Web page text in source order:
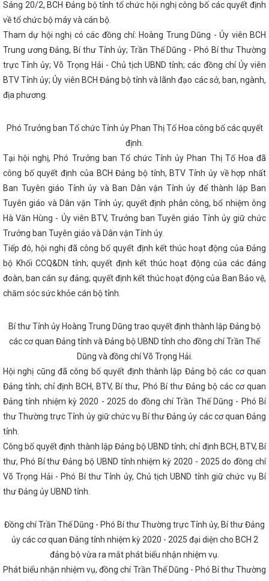
KHAI CHƯƠNG TRÌNH HÀNH ĐỘNG QUỐC GIA VỀ SẢN XUẤT VÀ
ĐOẠN 2026 - 2030
Hà Tĩnh kêu gọi người dân “Tiết kiệm điện
âm thanh, ánh sáng - Đêm hội Countdown lớn nhất Hà Tĩnh
tiếp tục xu hướng phục hồi
Trình Quốc hội điều chỉnh cơ cấu
Toàn văn phát biểu khai mạc Hội nghị Trung ương 13 của Tổng
Phạm Minh Chính kết thúc tốt đẹp chuyến thăm cấp Nhà nước đến
mô hình chính quyền địa phương và họp phiên bế mạc
xuất thép VinMetal tại Hà Tĩnh, đầu tư 10.000 tỷ đồng
Ông
chức Phó Chủ tịch UBND tỉnh Hà Tĩnh
tỉnh tháng 9/2025
Khánh thành Nhà máy Bia Hà Nội - Nghệ
Hà Tĩnh tham gia trưng bày, giới thiệu, quảng bá sản phẩm tại
Du lịch và Đầu tư Hành lang kinh tế Đông Tây (EWEC) - Đà Nẵng
Nguyễn Hồng Diên và đồng chí Trần Cương, Bí thư Khu ủy Khu tự trị
Trung Quốc
Chủ tịch Quốc hội Vương Đình Huệ kiểm tra sản
Ban Chấp hành Đảng bộ tỉnh Hà Tĩnh công bố các quyết định về tổ
KHAI MẠC LỚP HUẤN LUYỆN KỸ THUẬT AN TOÀN VẬT LIỆU NỔ CÔNG
thông báo điều chỉnh thời gian đại hội Đảng nhiệm kỳ 2025-2030
dụng văn bản, giấy tờ đã được ban hành trước khi sắp xếp
Đảng
là quốc gia có nền kinh tế thị trường
đường
Sớm có chính sách ưu đãi cho nhà đầu tư trạm
công tác tham mưu, phục vụ của văn phòng cấp ủy trong kỷ
hội thu hút đầu tư, thương mại cho Doanh nghiệp Hà Tĩnh tại Hội
Expo 2023
Bộ Công Thương họp chuẩn bị tiếp nhận Công ty
và thị trường điện Quốc gia
tỉnh ban hành Công điện về việc chủ động triển khai các biện pháp
ty Điện lực Hà Tĩnh tăng hiệu suất kinh doanh nhờ ứng dụng mạnh
đạt hơn 100.000 lượt cài đặt
Hà Tĩnh phấn đấu thành lập mới
‘Cú hích’ lớn cho thương hiệu Hà Tĩnh tại Hội chợ Mùa Thu
lộ trình cung ứng xăng E10 trên toàn quốc từ 01/6/2026
quê hương Hà Tĩnh”
Tổ chức thành công Đại hội Chi đoàn Sở
2027
Khai mạc Hội chợ triển lãm hàng công nghiệp nông
Khai mạc Phiên đàm phán lần thứ 8 nâng cấp Hiệp
Trung Quốc (ACFTA)
Lễ chuyển giao Trung tâm Điều độ
Công Thương
2024 mang đến nhiều niềm vui, tình cảm ấm áp cho đoàn viên,
Đảng bộ Ban Tuyên giáo và Dân vận Tỉnh ủy Hà Tĩnh
Gần 100
Hà Tĩnh tham gia Hội chợ mùa Thu năm 2025
THÔNG CÁO BÁO
KHỐI CÔNG THƯƠNG ĐỊA PHƯƠNG VỀ CÁC GIẢI PHÁP THÚC ĐẨY
DOANH VÀ XUẤT, NHẬP KHẨU NĂM 2023
2025
Đặc sản Hà Tĩnh chinh phục người tiêu dùng Thủ đô tại
cực, chủ động triển khai các giải pháp thúc đẩy kinh tế tuần hoàn,
thương mại bền vững đáp ứng các chính sách xanh của Liên
Công Thương Hà Tĩnh: Hội chợ Mùa Thu mở cơ hội tăng trưởng
Thương: Kiểm tra toàn diện tại các Công đoàn cơ sở trực thuộc
tuyến tìm hiểu về chuyển đổi số lĩnh vực Công Thương
và quản lý chợ có hiệu lực thi hành kể từ ngày 01/8/2024
Kết
Sáng 20/2, BCH Đảng bộ tỉnh tổ chức hội nghị công bố các quyết định
về tổ chức bộ máy và cán bộ.
Tham dự hội nghị có các đồng chí: Hoàng Trung Dũng - Ủy viên BCH
Trung ương Đảng, Bí thư Tỉnh ủy; Trần Thế Dũng - Phó Bí thư Thường
trực Tỉnh ủy; Võ Trọng Hải - Chủ tịch UBND tỉnh; các đồng chí Ủy viên
BTV Tỉnh ủy; Ủy viên BCH Đảng bộ tỉnh và lãnh đạo các sở, ban, ngành,
địa phương.
Phó Trưởng ban Tổ chức Tỉnh ủy Phan Thị Tố Hoa công bố các quyết
định.
Tại hội nghị, Phó Trưởng ban Tổ chức Tỉnh ủy Phan Thị Tố Hoa đã
công bố quyết định của BCH Đảng bộ tỉnh, BTV Tỉnh ủy về hợp nhất
Ban Tuyên giáo Tỉnh ủy và Ban Dân vận Tỉnh ủy để thành lập Ban
Tuyên giáo và Dân vận Tỉnh ủy; quyết định phân công, bổ nhiệm ông
Hà Văn Hùng - Ủy viên BTV, Trưởng ban Tuyên giáo Tỉnh ủy giữ chức
Trưởng ban Tuyên giáo và Dân vận Tỉnh ủy.
Tiếp đó, hội nghị đã công bố quyết định kết thúc hoạt động của Đảng
bộ Khối CCQ&DN tỉnh; quyết định kết thúc hoạt động của các đảng
đoàn, ban cán sự đảng; quyết định kết thúc hoạt động của Ban Bảo vệ,
chăm sóc sức khỏe cán bộ tỉnh.
Bí thư Tỉnh ủy Hoàng Trung Dũng trao quyết định thành lập Đảng bộ
các cơ quan Đảng tỉnh và Đảng bộ UBND tỉnh cho đồng chí Trần Thế
Dũng và đồng chí Võ Trọng Hải.
Hội nghị cũng đã công bố quyết định thành lập Đảng bộ các cơ quan
Đảng tỉnh; chỉ định BCH, BTV, Bí thư, Phó Bí thư Đảng bộ các cơ quan
Đảng tỉnh nhiệm kỳ 2020 - 2025 do đồng chí Trần Thế Dũng - Phó Bí
thư Thường trực Tỉnh ủy giữ chức vụ Bí thư Đảng ủy các cơ quan Đảng
tỉnh.
Công bố quyết định thành lập Đảng bộ UBND tỉnh; chỉ định BCH, BTV, Bí
thư, Phó Bí thư Đảng bộ UBND tỉnh nhiệm kỳ 2020 - 2025 do đồng chí
Võ Trọng Hải - Phó Bí thư Tỉnh ủy, Chủ tịch UBND tỉnh giữ chức vụ Bí
thư Đảng ủy UBND tỉnh.
Đồng chí Trần Thế Dũng - Phó Bí thư Thường trực Tỉnh ủy, Bí thư Đảng
ủy các cơ quan Đảng tỉnh nhiệm kỳ 2020 - 2025 đại diện cho BCH 2
đảng bộ vừa ra mắt phát biểu nhận nhiệm vụ.
Phát biểu nhận nhiệm vụ, đồng chí Trần Thế Dũng - Phó Bí thư Thường